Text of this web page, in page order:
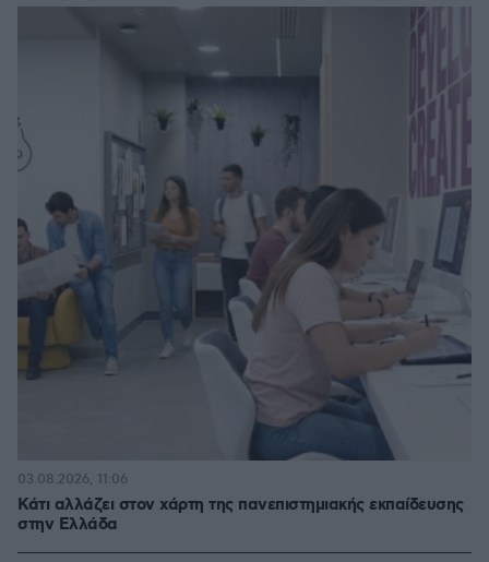
Κάτι αλλάζει στον χάρτη της πανεπιστημιακής εκπαίδευσης
στην Ελλάδα
03.08.2026, 11:06